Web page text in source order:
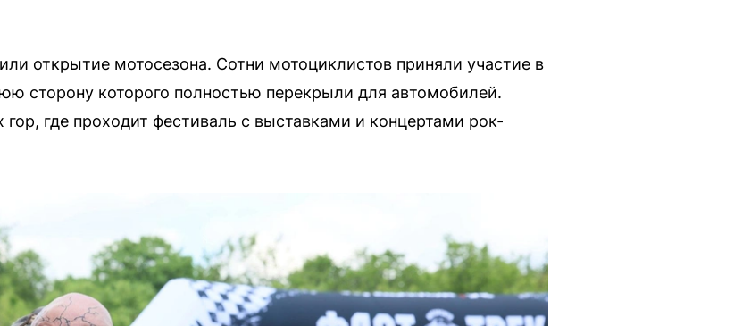
открытие мотосезона. Сотни мотоциклистов приняли участие в
сторону которого полностью перекрыли для автомобилей.
где проходит фестиваль с выставками и концертами рок-